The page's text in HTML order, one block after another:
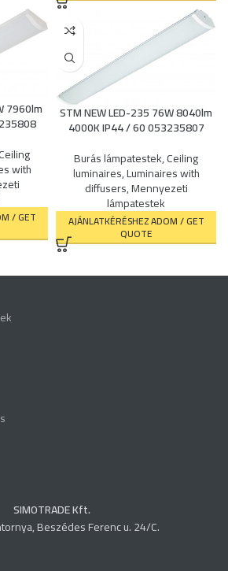
7960lm
with
/ GET
STM NEW LED-235 76W 8040lm
4000K IP44 / 60 053235807
Burás lámpatestek,Ceiling
luminaires,Luminaires with
diffusers,Mennyezeti
lámpatestek
AJÁNLATKÉRÉSHEZ ADOM / GET
QUOTE
SIMOTRADE Kft.
Beszédes Ferenc u. 24/C.